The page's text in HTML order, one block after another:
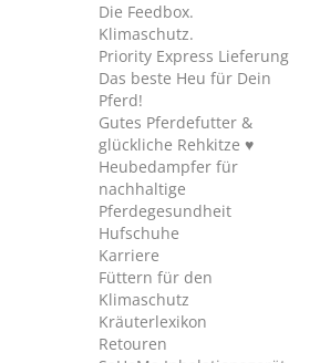
Die Feedbox.
Klimaschutz.
Priority Express Lieferung
Das beste Heu für Dein
Pferd!
Gutes Pferdefutter &
glückliche Rehkitze ♥
Heubedampfer für
nachhaltige
Pferdegesundheit
Hufschuhe
Karriere
Füttern für den
Klimaschutz
Kräuterlexikon
Retouren